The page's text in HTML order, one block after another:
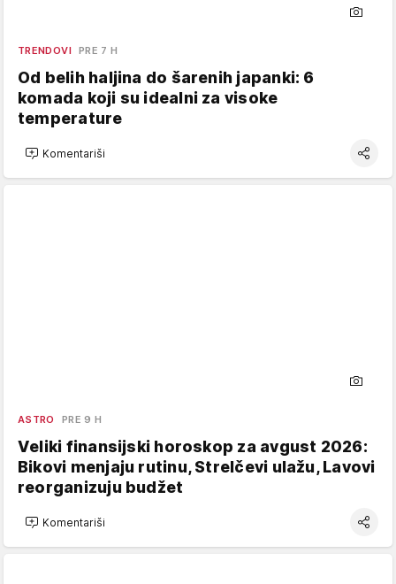
TRENDOVI PRE 7 H
Od belih haljina do šarenih japanki: 6
komada koji su idealni za visoke
temperature
Komentariši
ASTRO PRE 9 H
Veliki finansijski horoskop za avgust 2026:
Bikovi menjaju rutinu, Strelčevi ulažu, Lavovi
reorganizuju budžet
Komentariši